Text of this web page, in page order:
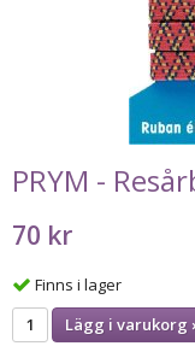
PRYM -
70 kr
Finns i lager
Lägg i varukorg